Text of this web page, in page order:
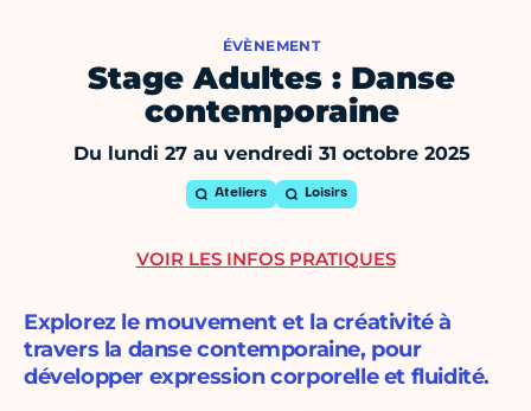
ÉVÈNEMENT
Stage Adultes : Danse
contemporaine
Du lundi 27 au vendredi 31 octobre 2025
Ateliers Loisirs
Explorez le mouvement et la créativité à
travers la danse contemporaine, pour
développer expression corporelle et fluidité.
VOIR LES INFOS PRATIQUES